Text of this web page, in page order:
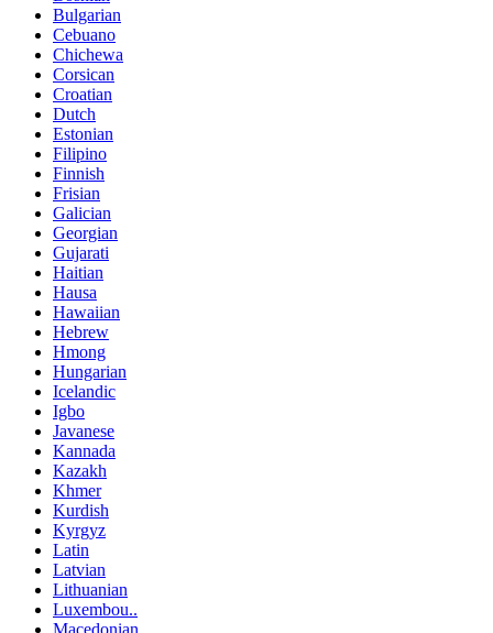
Bulgarian
Cebuano
Chichewa
Corsican
Croatian
Dutch
Estonian
Filipino
Finnish
Frisian
Galician
Georgian
Gujarati
Haitian
Hausa
Hawaiian
Hebrew
Hmong
Hungarian
Icelandic
Igbo
Javanese
Kannada
Kazakh
Khmer
Kurdish
Kyrgyz
Latin
Latvian
Lithuanian
Luxembou..
Macedonian